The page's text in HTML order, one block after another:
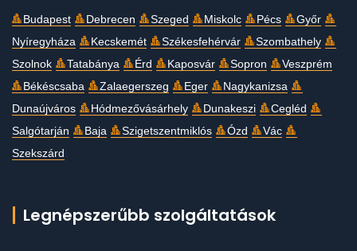
Budapest Debrecen Szeged Miskolc Pécs
Győr
Nyíregyháza
Kecskemét Székesfehérvár
Szombathely
Szolnok
Tatabánya Érd Kaposvár Sopron
Veszprém
Békéscsaba
Zalaegerszeg Eger
Nagykanizsa
Dunaújváros
Hódmezővásárhely Dunakeszi
Cegléd
Salgótarján
Baja Szigetszentmiklós Ózd
Vác
Szekszárd
Legnépszerűbb szolgáltatások